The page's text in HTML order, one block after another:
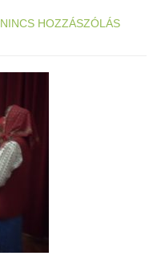
NINCS HOZZÁSZÓLÁS